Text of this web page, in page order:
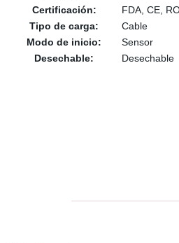
Certificación:
FDA, CE,
Tipo de carga:
Cable
Modo de inicio:
Sensor
Desechable:
Desechable